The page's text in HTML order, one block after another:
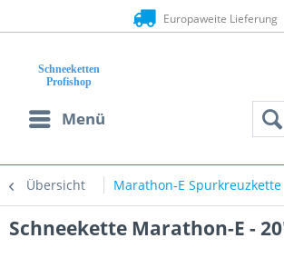
Europaweite Lieferung
Menü
Übersicht Marathon-E Spurkreuzkette
Schneekette Marathon-E -